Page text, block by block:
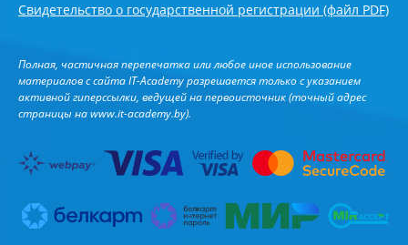
Свидетельство о государственной регистрации (файл PDF)
Полная, частичная перепечатка или любое иное использование
материалов с сайта IT-Academy разрешается только с указанием
активной гиперссылки, ведущей на первоисточник (точный адрес
страницы наwww.it-academy.by).